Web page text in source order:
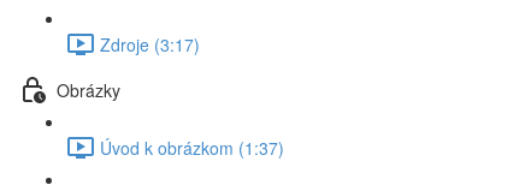
Zdroje (3:17)
Obrázky
Úvod k obrázkom (1:37)